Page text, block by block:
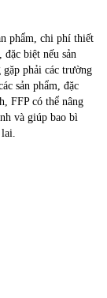
phẩm, chi phí thiết
biệt nếu sản
gặp phải các trường
sản phẩm, đặc
FFP có thể nâng
và giúp bao bì